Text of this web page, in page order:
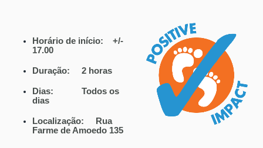
Horário de início: +/-
17.00
Duração: 2 horas
Dias: Todos os
dias
Localização: Rua
Farme de Amoedo 135